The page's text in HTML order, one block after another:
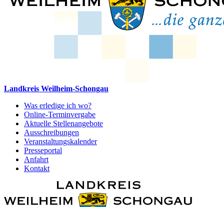
Landkreis Weilheim-Schongau
Was erledige ich wo?
Online-Terminvergabe
Aktuelle Stellenangebote
Ausschreibungen
Veranstaltungskalender
Presseportal
Anfahrt
Kontakt